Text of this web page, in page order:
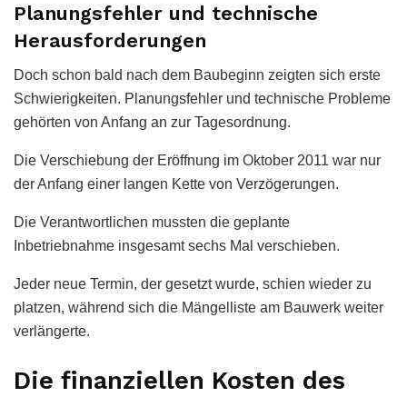
Planungsfehler und technische
Herausforderungen
Doch schon bald nach dem Baubeginn zeigten sich erste
Schwierigkeiten. Planungsfehler und technische Probleme
gehörten von Anfang an zur Tagesordnung.
Die Verschiebung der Eröffnung im Oktober 2011 war nur
der Anfang einer langen Kette von Verzögerungen.
Die Verantwortlichen mussten die geplante
Inbetriebnahme insgesamt sechs Mal verschieben.
Jeder neue Termin, der gesetzt wurde, schien wieder zu
platzen, während sich die Mängelliste am Bauwerk weiter
verlängerte.
Die finanziellen Kosten des